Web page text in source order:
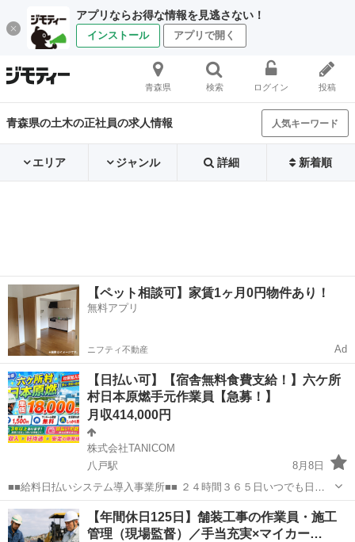
アプリならお得な情報を見逃さない！
インストール アプリで開く
青森県 検索 ログイン 投稿
青森県の土木の正社員の求人情報 人気キーワード
エリア ジャンル 詳細 新着順
【ペット相談可】家賃1ヶ月0円物件あり！
無料アプリ
ニフティ不動産 Ad
【日払い可】【宿舎無料食費支給！】六ケ所
村日本原燃手元作業員【急募！】
月収414,000円
株式会社TANICOM
八戸駅
8月8日
■■給料日払いシステム導入事業所■■ ２４時間３６５日いつでも日払
いできます サイトを利用し誰にも知られることはありません スマホで
ポチッとするだけであなたの口座に着金 事前にお申し付けください ◎
現場...
青森 上北郡 八戸駅 土木 未経験
【年間休日125日】舗装工事の作業員・施工
管理（現場監督）／手当充実×マイカー…